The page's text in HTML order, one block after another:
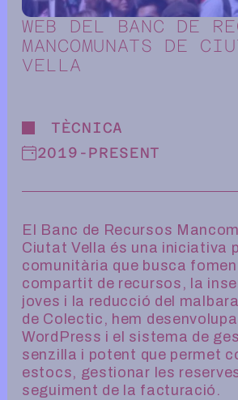
WEB DEL BANC DE
MANCOMUNATS DE
VELLA
TÈCNICA
2019 -PRESENT
El Banc de Recursos
Ciutat Vella és una iniciativa
comunitària que busca
compartit de recursos, la
joves i la reducció del
de Colectic, hem
WordPress i el sistema de
senzilla i potent que permet
estocs, gestionar les
seguiment de la facturació.